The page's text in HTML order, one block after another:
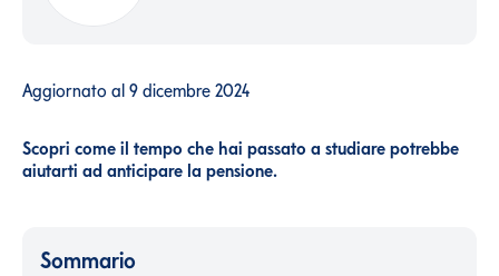
Aggiornato al 9 dicembre 2024
Scopri come il tempo che hai passato a studiare potrebbe
aiutarti ad anticipare la pensione.
Sommario